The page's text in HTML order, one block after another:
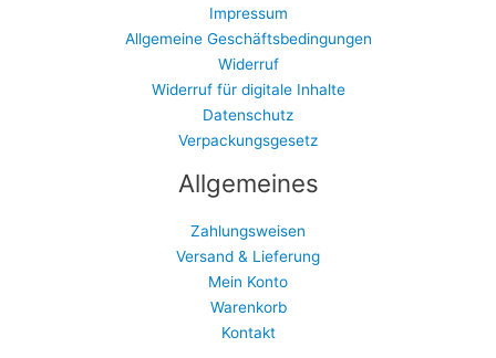
Impressum
Allgemeine Geschäftsbedingungen
Widerruf
Widerruf für digitale Inhalte
Datenschutz
Verpackungsgesetz
Allgemeines
Zahlungsweisen
Versand & Lieferung
Mein Konto
Warenkorb
Kontakt